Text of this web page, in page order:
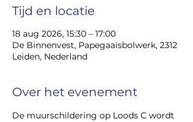
Tijd en locatie
18 aug 2026, 15:30 – 17:00
De Binnenvest, Papegaaisbolwerk, 2312
Leiden, Nederland
Over het evenement
De muurschildering op Loods C wordt